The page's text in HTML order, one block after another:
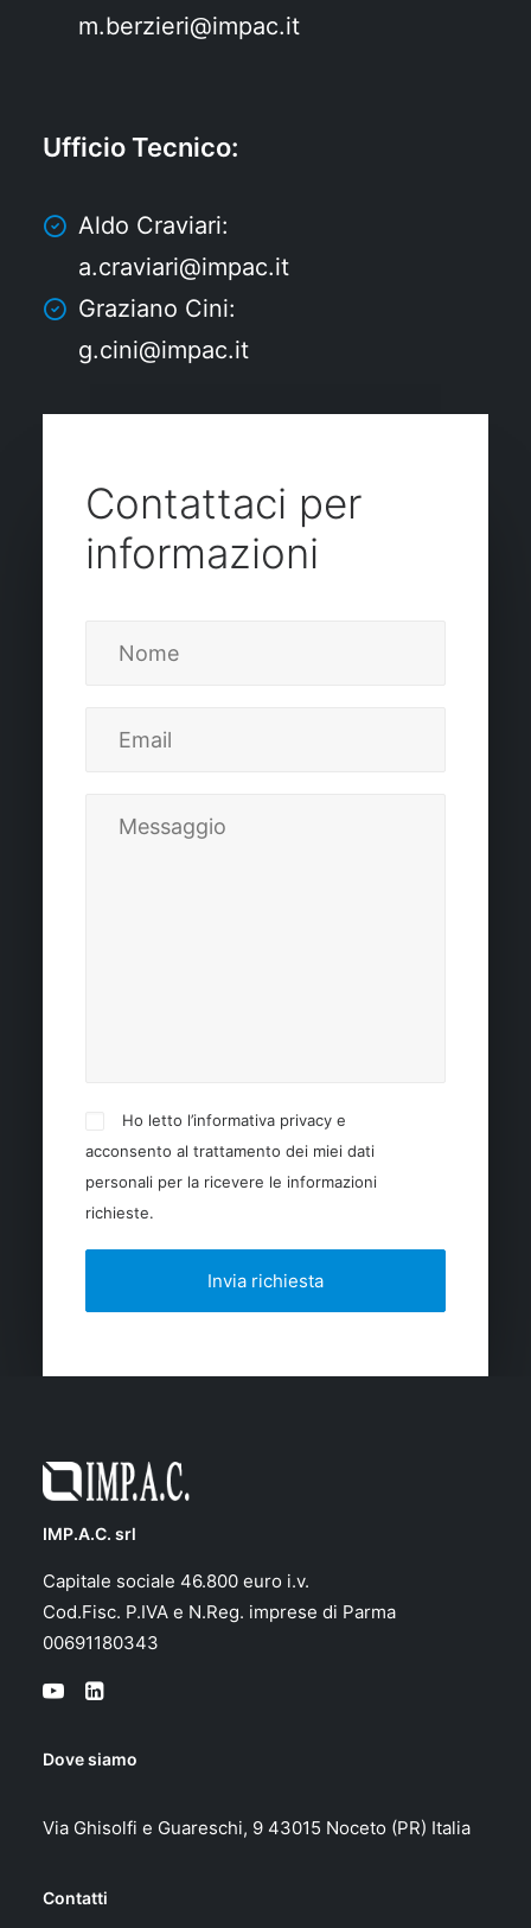
m.berzieri@impac.it
Ufficio Tecnico:
Aldo Craviari:
a.craviari@impac.it
Graziano Cini:
g.cini@impac.it
Contattaci per
informazioni
Ho letto l’informativa privacy e
acconsento al trattamento dei miei dati
personali per la ricevere le informazioni
richieste.
IMP.A.C. srl
Capitale sociale 46.800 euro i.v.
Cod.Fisc. P.IVA e N.Reg. imprese di Parma
00691180343
Dove siamo
Via Ghisolfi e Guareschi, 9 43015 Noceto (PR) Italia
Contatti